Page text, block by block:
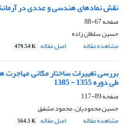
نقش نمادهای هندسی و عددی در
صفحه67-88
حسین سلطان زاده
مشاهده مقاله
اصل مقاله 479.54 K
بررسی تغییرات ساختار مکانی مهاجرت
طی دوره 1355 - 1385
صفحه89-117
حسین محمودیان، محمود مشفق
مشاهده مقاله
اصل مقاله 564.5 K